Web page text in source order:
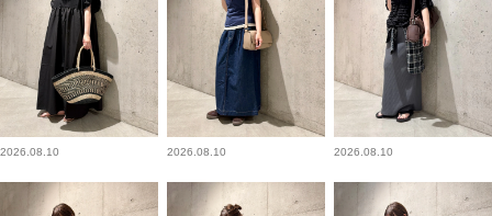
2026.08.10 2026.08.10 2026.08.10